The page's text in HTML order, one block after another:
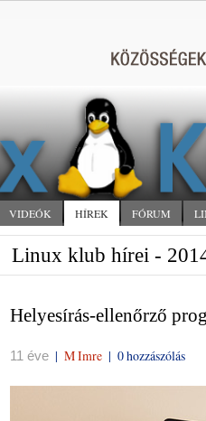
VIDEÓK HÍREK FÓRUM
Linux klub hírei -
Helyesírás-ellenőrző
11 éve | M Imre | 0 hozzászólás